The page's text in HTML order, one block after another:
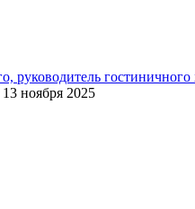
гостиничного
13 ноября 2025